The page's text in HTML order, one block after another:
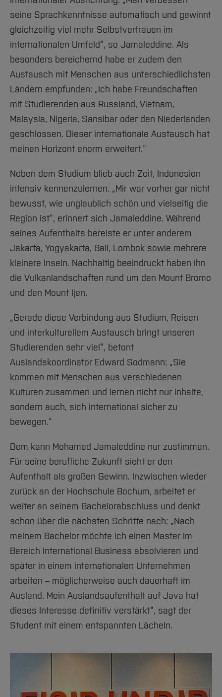
seine Sprachkenntnisse automatisch und gewinnt
gleichzeitig viel mehr Selbstvertrauen im
internationalen Umfeld“, so Jamaleddine. Als
besonders bereichernd habe er zudem den
Austausch mit Menschen aus unterschiedlichsten
Ländern empfunden: „Ich habe Freundschaften
mit Studierenden aus Russland, Vietnam,
Malaysia, Nigeria, Sansibar oder den Niederlanden
geschlossen. Dieser internationale Austausch hat
meinen Horizont enorm erweitert.“
Neben dem Studium blieb auch Zeit, Indonesien
intensiv kennenzulernen. „Mir war vorher gar nicht
bewusst, wie unglaublich schön und vielseitig die
Region ist“, erinnert sich Jamaleddine. Während
seines Aufenthalts bereiste er unter anderem
Jakarta, Yogyakarta, Bali, Lombok sowie mehrere
kleinere Inseln. Nachhaltig beeindruckt haben ihn
die Vulkanlandschaften rund um den Mount Bromo
und den Mount Ijen.
„Gerade diese Verbindung aus Studium, Reisen
und interkulturellem Austausch bringt unseren
Studierenden sehr viel“, betont
Auslandskoordinator Edward Sodmann: „Sie
kommen mit Menschen aus verschiedenen
Kulturen zusammen und lernen nicht nur Inhalte,
sondern auch, sich international sicher zu
bewegen.“
Dem kann Mohamed Jamaleddine nur zustimmen.
Für seine berufliche Zukunft sieht er den
Aufenthalt als großen Gewinn. Inzwischen wieder
zurück an der Hochschule Bochum, arbeitet er
weiter an seinem Bachelorabschluss und denkt
schon über die nächsten Schritte nach: „Nach
meinem Bachelor möchte ich einen Master im
Bereich International Business absolvieren und
später in einem internationalen Unternehmen
arbeiten – möglicherweise auch dauerhaft im
Ausland. Mein Auslandsaufenthalt auf Java hat
dieses Interesse definitiv verstärkt“, sagt der
Student mit einem entspannten Lächeln.